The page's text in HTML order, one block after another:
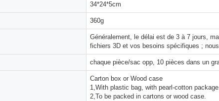
34*24*5cm
360g
Généralement, le délai est de 3 à 7 jours,
fichiers 3D et vos besoins spécifiques ;
chaque pièce/sac opp, 10 pièces dans un
Carton box or Wood case
1,With plastic bag, with pearl-cotton
2,To be packed in cartons or wood case.